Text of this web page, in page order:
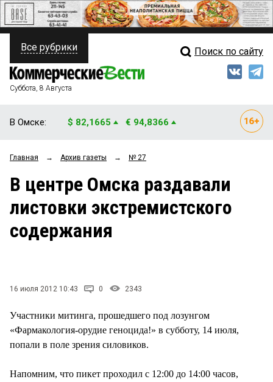
ПОЛИТИКА
ФИНАНСЫ
ОБЩЕСТВО
ЗАКОН
Свежий выпуск
Рейтинги
Блоги
Все рубрики Поиск по сайту
Суббота, 8 Августа
В Омске: $ 82,1665 € 94,8366
Главная → Архив газеты → № 27
В центре Омска раздавали
листовки экстремистского
содержания
16 июля 2012 10:43 0 2343
Участники митинга, прошедшего под лозунгом
«Фармакология-орудие геноцида!» в субботу, 14 июля,
попали в поле зрения силовиков.
Напомним, что пикет проходил с 12:00 до 14:00 часов,